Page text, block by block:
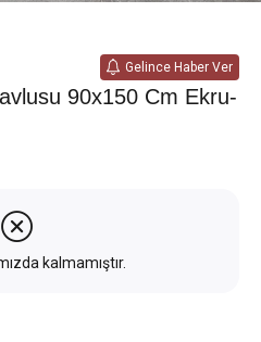
Gelince Haber Ver
90x150 Cm Ekru-
kalmamıştır.